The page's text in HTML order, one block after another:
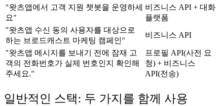
"왓츠앱에서 고객 지원 챗봇을 운영하세
요"
비즈니스 API + 대화
플랫폼
"왓츠앱 수신 동의 사용자를 대상으로
하는 브로드캐스트 마케팅 캠페인"
비즈니스 API
"왓츠앱 메시지를 보내기 전에 잠재 고
객의 전화번호가 실제 번호인지 확인해
주세요."
프로필 API(사전 요
청) + 비즈니스
API(전송)
일반적인 스택: 두 가지를 함께 사용